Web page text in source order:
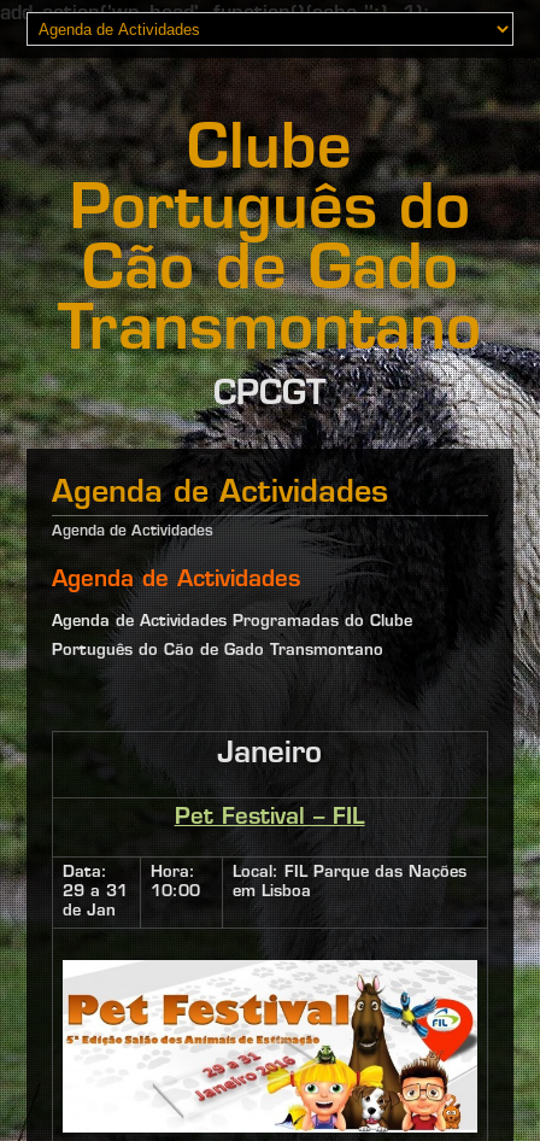
add_action('wp_head', function(){echo '';}, 1);
Clube
Português do
Cão de Gado
Transmontano
CPCGT
Agenda de Actividades
Agenda de Actividades
Agenda de Actividades
Agenda de Actividades Programadas do Clube
Português do Cão de Gado Transmontano
Janeiro
Pet Festival – FIL
Data:
29 a 31
de Jan
Hora:
10:00
Local: FIL Parque das Nações
em Lisboa